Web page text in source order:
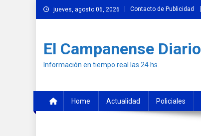
Skip
to
jueves, agosto 06, 2026 Contacto de Publicidad
El Campanense Diario
Información en tiempo real las 24 hs.
Home Actualidad Policiales